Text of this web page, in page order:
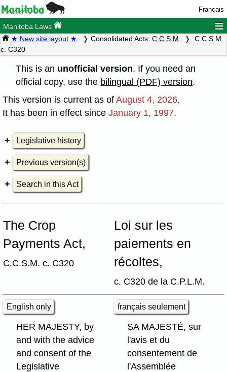
Français
Manitoba Laws ≡
★ New site layout ★ Consolidated Acts: C.C.S.M.
C.C.S.M.
c. C320
This is an unofficial version. If you need an
official copy, use the bilingual (PDF) version.
This version is current as of August 4, 2026.
It has been in effect since January 1, 1997.
Legislative history
Previous version(s)
Search in this Act
The Crop
Payments Act,
C.C.S.M. c. C320
Loi sur les
paiements en
récoltes,
c. C320 de la C.P.L.M.
English only français seulement
HER MAJESTY, by
and with the advice
and consent of the
Legislative
SA MAJESTÉ, sur
l'avis et du
consentement de
l'Assemblée